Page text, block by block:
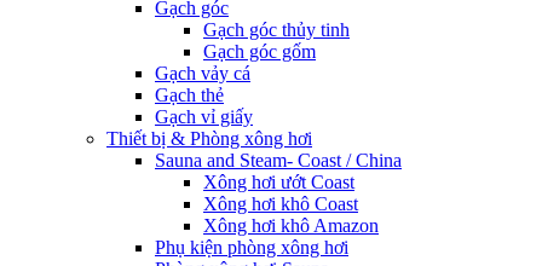
Gạch góc
Gạch góc thủy tinh
Gạch góc gốm
Gạch vảy cá
Gạch thẻ
Gạch vỉ giấy
Thiết bị & Phòng xông hơi
Sauna and Steam- Coast / China
Xông hơi ướt Coast
Xông hơi khô Coast
Xông hơi khô Amazon
Phụ kiện phòng xông hơi